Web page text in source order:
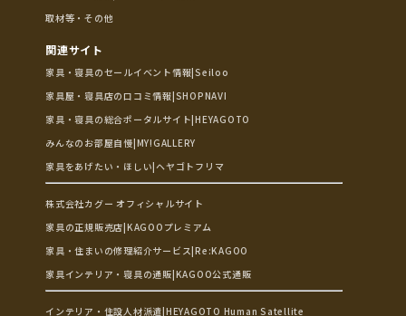
取材等・その他
関連サイト
家具・寝具のセールイベント情報|Seiloo
家具屋・寝具店の口コミ情報|SHOPNAVI
家具・寝具の総合ポータルサイト|HEYAGOTO
みんなのお部屋自慢|MY!GALLERY
家具をあげたい・ほしい|ヘヤゴトフリマ
株式会社カグー オフィシャルサイト
家具の正規販売店|KAGOOプレミアム
家具・住まいの修理紹介サービス|Re:KAGOO
家具インテリア・寝具の通販|KAGOO公式通販
インテリア・住設人材派遣|HEYAGOTO Human Satellite